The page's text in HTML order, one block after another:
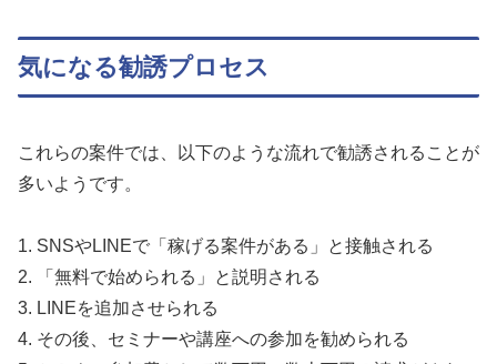
気になる勧誘プロセス
これらの案件では、以下のような流れで勧誘されることが
多いようです。
1. SNSやLINEで「稼げる案件がある」と接触される
2. 「無料で始められる」と説明される
3. LINEを追加させられる
4. その後、セミナーや講座への参加を勧められる